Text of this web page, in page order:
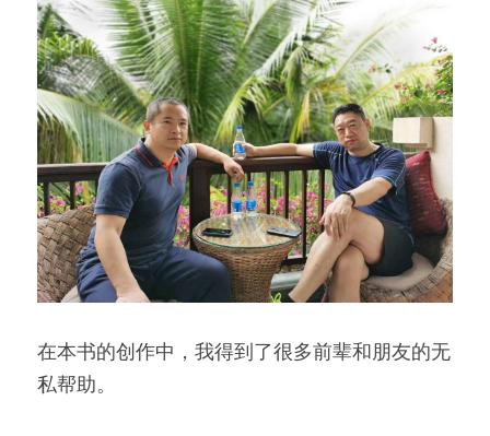
在本书的创作中，我得到了很多前辈和朋友的无
私帮助。